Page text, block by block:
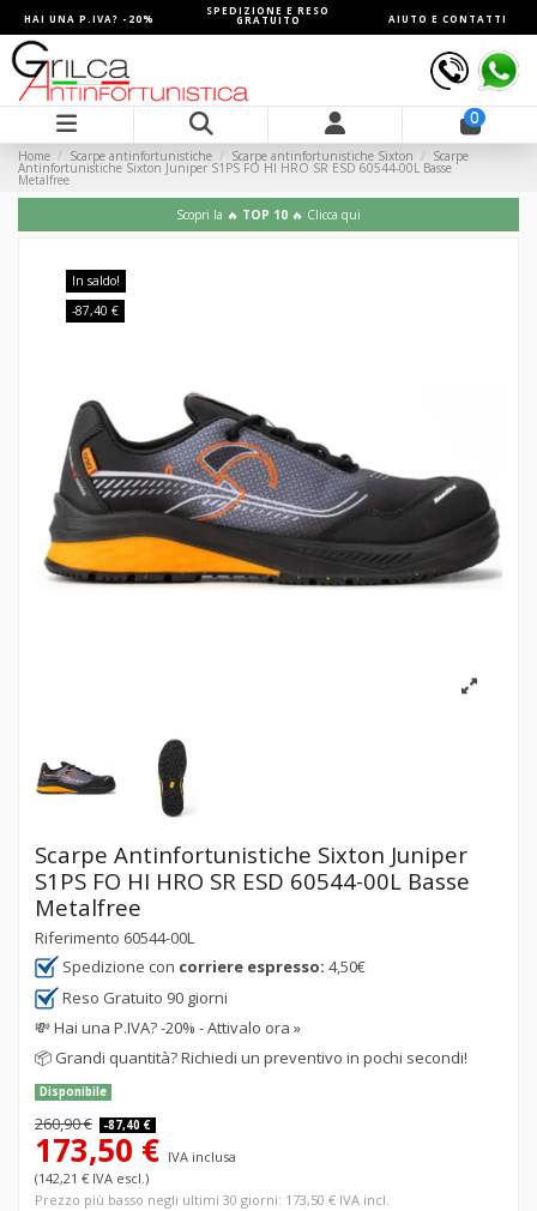
HAI UNA P.IVA? -20%
SPEDIZIONE E RESO
GRATUITO AIUTO E CONTATTI
0
Home Scarpe antinfortunistiche Scarpe antinfortunistiche Sixton Scarpe
Antinfortunistiche Sixton Juniper S1PS FO HI HRO SR ESD 60544-00L Basse
Metalfree
Scopri la 🔥 TOP 10 🔥 Clicca qui
In saldo!
-87,40 €
Scarpe Antinfortunistiche Sixton Juniper
S1PS FO HI HRO SR ESD 60544-00L Basse
Metalfree
Riferimento 60544-00L
Spedizione con corriere espresso: 4,50€
Reso Gratuito 90 giorni
💸Hai una P.IVA? -20% - Attivalo ora »
📦 Grandi quantità? Richiedi un preventivo in pochi secondi!
Disponibile
260,90 € -87,40 €
173,50 € IVA inclusa
(142,21 € IVA escl.)
Prezzo più basso negli ultimi 30 giorni: 173,50 € IVA incl.